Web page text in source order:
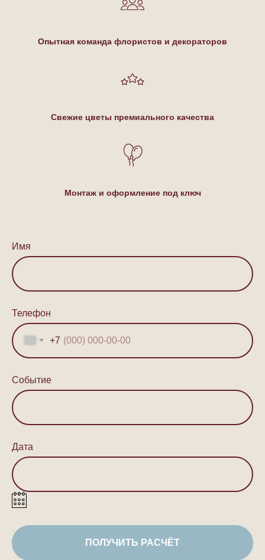
Опытная команда флористов и декораторов
Свежие цветы премиального качества
Монтаж и оформление под ключ
Имя
Телефон
+7
Событие
Дата
ПОЛУЧИТЬ РАСЧЁТ